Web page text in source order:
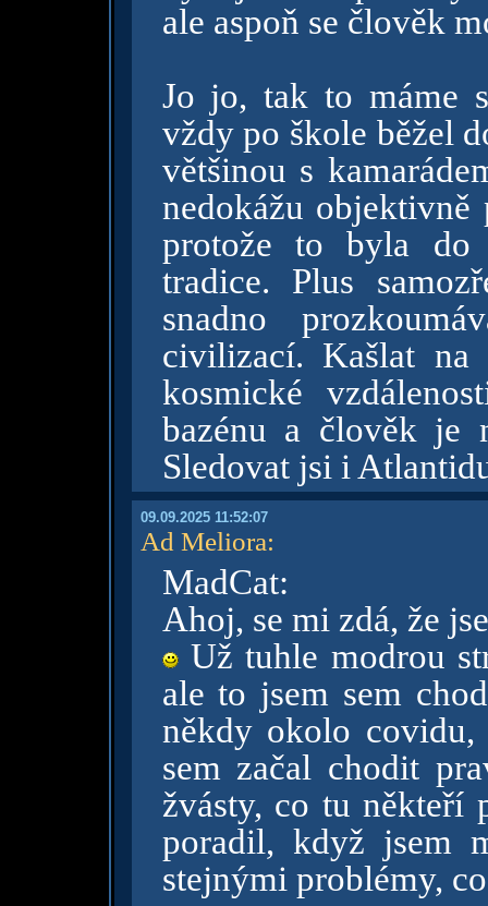
ale aspoň se člověk
Jo jo, tak to máme
vždy po škole běžel
většinou s
nedokážu
protože to byla do
tradice. Plus
snadno
civilizací. Kašlat na
kosmické
bazénu a člověk je
Sledovat jsi i
09.09.2025 11:52:07
Ad Meliora:
MadCat:
Ahoj, se mi zdá, že
Už tuhle modrou
ale to jsem sem
někdy okolo
sem začal chodit
žvásty, co tu někteří
poradil, když jsem
stejnými problémy,